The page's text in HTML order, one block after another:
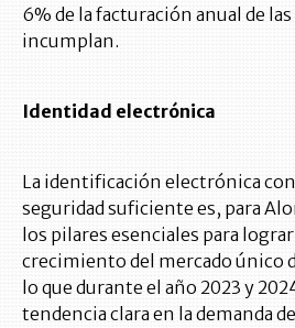
6% de la facturación anual de
incumplan.
Identidad electrónica
La identificación electrónica
seguridad suficiente es, para
los pilares esenciales para
crecimiento del mercado único
lo que durante el año 2023 y
tendencia clara en la demanda